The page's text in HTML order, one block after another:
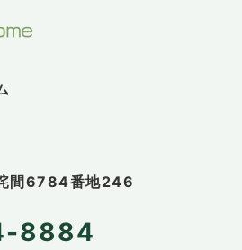
間6784番地246
8884